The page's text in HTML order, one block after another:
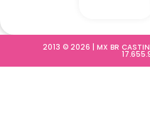
2013 © 2026 | MX BR